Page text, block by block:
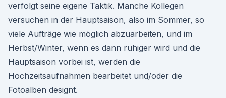
verfolgt seine eigene Taktik. Manche Kollegen
versuchen in der Hauptsaison, also im Sommer, so
viele Aufträge wie möglich abzuarbeiten, und im
Herbst/Winter, wenn es dann ruhiger wird und die
Hauptsaison vorbei ist, werden die
Hochzeitsaufnahmen bearbeitet und/oder die
Fotoalben designt.